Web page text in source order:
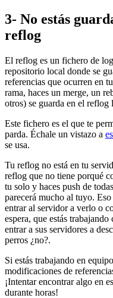
3- No estás
reflog
El reflog es un fichero de
repositorio local donde se
referencias que ocurren en
rama, haces un merge, un
otros) se guarda en el reflog
Este fichero es el que te
parda. Échale un vistazo a
se usa.
Tu reflog no está en tu
reflog que no tiene porqué
tu solo y haces push de
parecerá mucho al tuyo.
entrar al servidor a verlo o
espera, que estás
entrar a sus servidores a
perros ¿no?.
Si estás trabajando en
modificaciones de
¡Intentar encontrar algo en
durante horas!